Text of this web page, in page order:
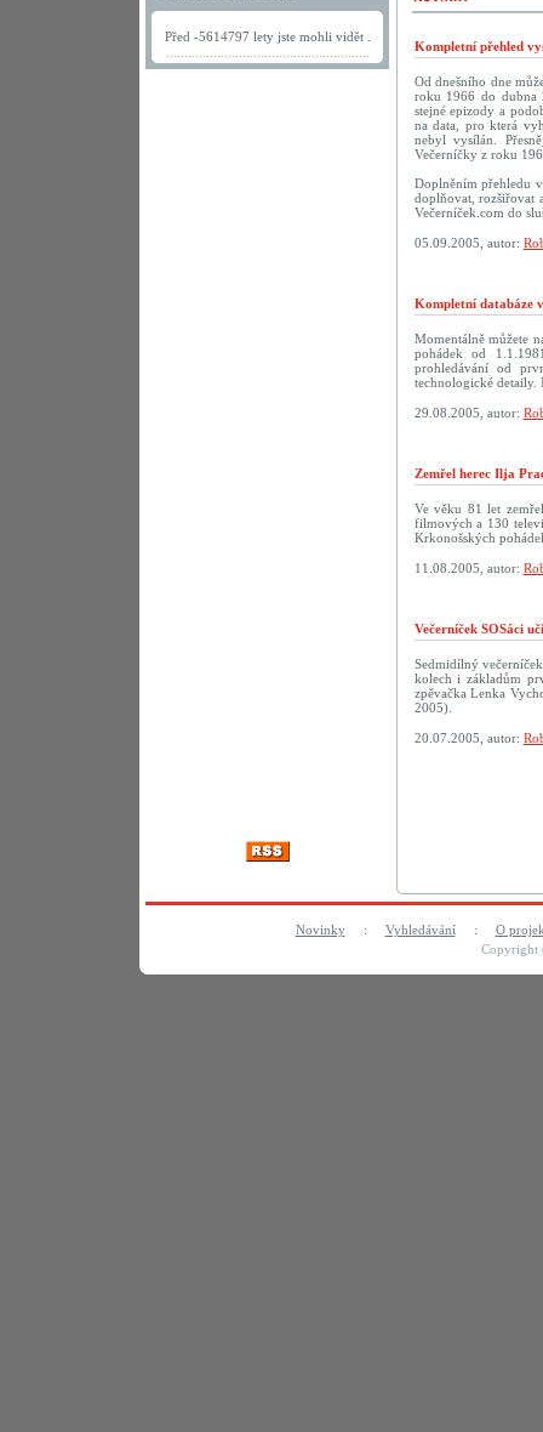
Před -5614797 lety jste mohli vidět .
Kompletní přehled
Od dnešního dne
roku 1966 do dubna
stejné epizody a
na data, pro která
nebyl vysílán.
Večerníčky z roku
Doplněním přehledu
doplňovat, rozšiřovat
Večerníček.com do
05.09.2005, autor:
Kompletní databáze
Momentálně můžete
pohádek od
prohledávání od
technologické detaily.
29.08.2005, autor:
Zemřel herec Ilja
Ve věku 81 let
filmových a 130
Krkonošských
11.08.2005, autor:
Večerníček SOSáci
Sedmidílný
kolech i základům
zpěvačka Lenka
2005).
20.07.2005, autor:
Novinky: Vyhledávání: O
Copyright